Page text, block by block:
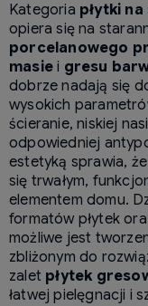
Kategoria płytki
opiera się na
porcelanowego
masie i gresu
dobrze nadają się
wysokich
ścieranie, niskiej
odpowiedniej
estetyką sprawia,
się trwałym,
elementem domu.
formatów płytek
możliwe jest
zbliżonym do
zalet płytek
łatwej pielęgnacji i